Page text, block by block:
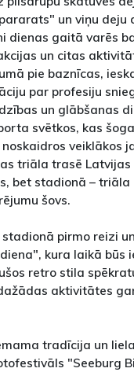
un viņu deju
dienas gaitā varēs
un citas
pie baznīcas,
par profesiju
un glābšanas
svētkos, kas
veiklākos
triāla trasē
bet stadionā – triāla
šovs.
pirmo reizi
kura laikā būs
retro stila
aktivitātes
tradīcija un
"Seeburg